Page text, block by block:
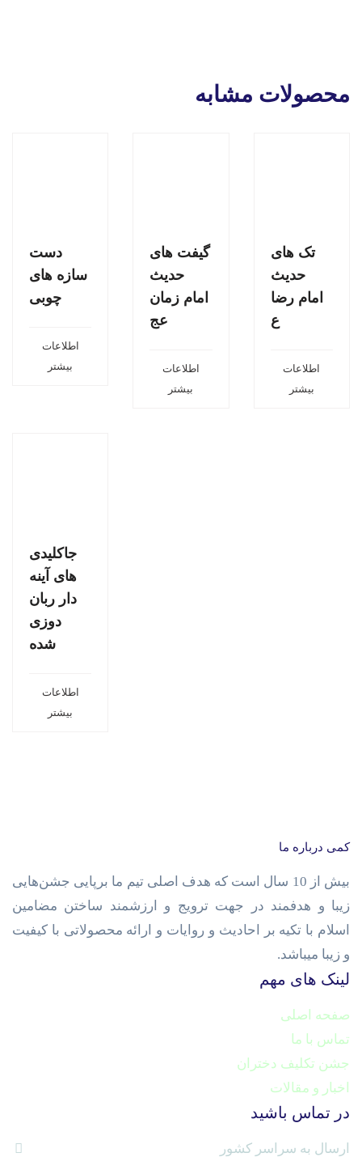
محصولات مشابه
دست
سازه های
چوبی
اطلاعات
بیشتر
گیفت های
حدیث
امام زمان
عج
اطلاعات
بیشتر
تک های
حدیث
امام رضا
ع
اطلاعات
بیشتر
جاکلیدی
های آینه
دار ربان
دوزی
شده
اطلاعات
بیشتر
کمی درباره ما
بیش از 10 سال است که هدف اصلی تیم ما برپایی جشن‌هایی
زیبا و هدفمند در جهت ترویج و ارزشمند ساختن مضامین
اسلام با تکیه بر احادیث و روایات و ارائه محصولاتی با کیفیت
و زیبا میباشد.
لینک های مهم
صفحه اصلی
تماس با ما
جشن تکلیف دختران
اخبار و مقالات
در تماس باشید
ارسال به سراسر کشور